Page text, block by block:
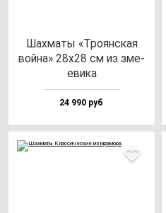
Шах­ма­ты «Тро­ян­ская
вой­на» 28х28 см из зме­
еви­ка
24 990 руб